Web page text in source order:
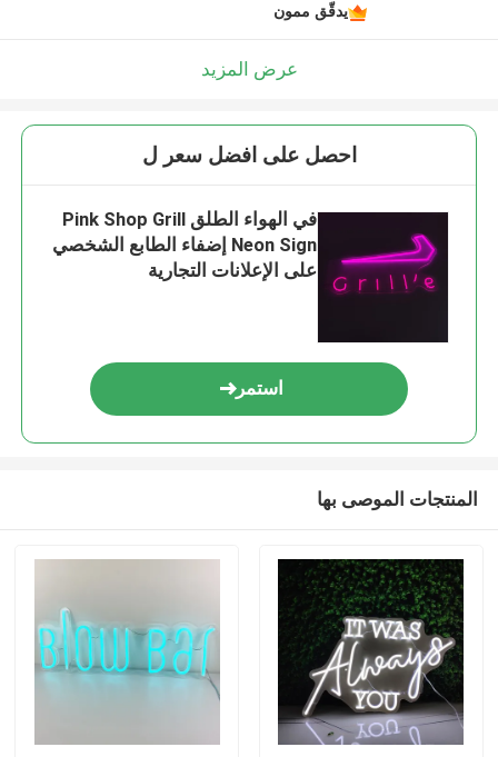
يدقّق ممون
عرض المزيد
احصل على افضل سعر ل
في الهواء الطلق Pink Shop Grill
Neon Sign إضفاء الطابع الشخصي
على الإعلانات التجارية
استمر
المنتجات الموصى بها